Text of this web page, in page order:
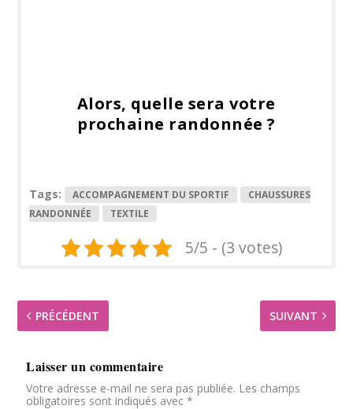
Alors, quelle sera votre
prochaine randonnée ?
Tags: ACCOMPAGNEMENT DU SPORTIF
CHAUSSURES
RANDONNÉE
TEXTILE
5/5 - (3 votes)
PRÉCÉDENT SUIVANT
Laisser un commentaire
Votre adresse e-mail ne sera pas publiée. Les champs
obligatoires sont indiqués avec*